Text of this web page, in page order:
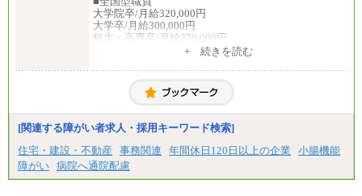
大学院卒/月給320,000円
大学卒/月給300,000円
短大・高専卒/月給270,000円
大学院卒/月給256,000円～288,000円
大学卒/月給240,000円～270,000円
短大・高専卒/月給216,000円～243,000円
■特定職員※
大学院卒/月給234,000円～263,000円
大学卒/月給219,000円～246,000円
短大・高専卒/月給197,000円～222,000円
※拠点型職員、特定職員の給与は、生活の拠点が定
+ 続きを読む
[関連する障がい者求人・採用キーワード検索]
住宅・建設・不動産
事務関連 年間休日120日以上の企業
小腸機能
障がい 病院へ通院配慮